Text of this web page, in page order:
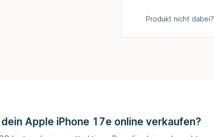
Produkt nicht
Apple iPhone 17e online verkaufen?